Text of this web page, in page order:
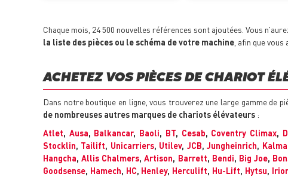
Chaque mois, 24 500 nouvelles références sont ajoutées. Vous
la liste des pièces ou le schéma de votre machine , afin que
ACHETEZ VOS PIÈCES DE CHARIOT
Dans notre boutique en ligne, vous trouverez une large gamme de
de nombreuses autres marques de chariots élévateurs :
Atlet, Ausa, Balkancar, Baoli, BT, Cesab, Coventry Climax,
Stocklin, Tailift, Unicarriers, Utilev, JCB,Jungheinrich,
Hangcha,Allis Chalmers,Artison, Barrett, Bendi, Big Joe,
Goodsense, Hamech, HC, Henley, Herculift, Hu-Lift, Hytsu,